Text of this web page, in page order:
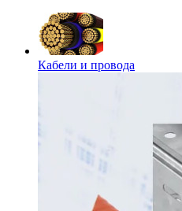
Кабели и провода